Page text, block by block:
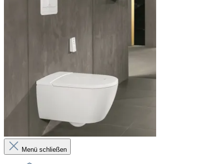
Menü schließen